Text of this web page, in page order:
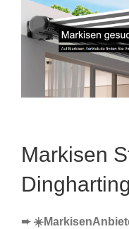
Markisen
Dingharting
➨